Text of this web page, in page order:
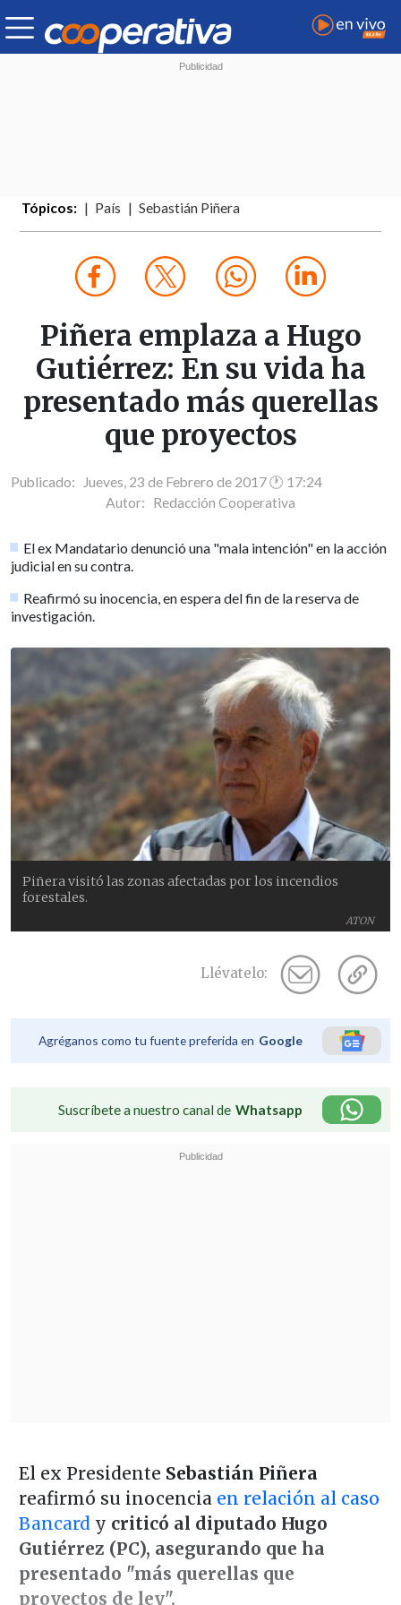
Tópicos: País Sebastián Piñera
Piñera emplaza a Hugo
Gutiérrez: En su vida ha
presentado más querellas
que proyectos
Publicado: Jueves, 23 de Febrero de 2017 🕐 17:24
Autor: Redacción Cooperativa
El ex Mandatario denunció una "mala intención" en la acción
judicial en su contra.
Reafirmó su inocencia, en espera del fin de la reserva de
investigación.
ATON
Piñera visitó las zonas afectadas por los incendios
forestales.
Llévatelo:
Agréganos como tu fuente preferida en Google
Suscríbete a nuestro canal de Whatsapp
El ex Presidente Sebastián Piñera
reafirmó su inocencia en relación al caso
Bancardy criticó al diputado Hugo
Gutiérrez (PC), asegurando que ha
presentado "más querellas que
proyectos de ley".